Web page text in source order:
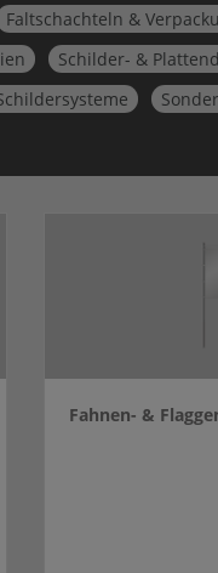
Faltschachteln &
Schilder- &
Fahnen- &